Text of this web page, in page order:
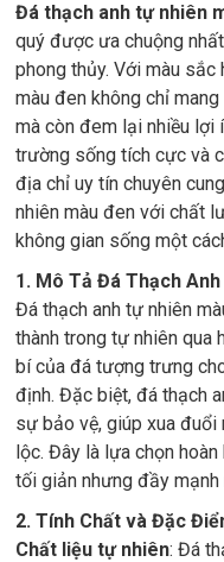
Đá thạch anh tự nhiên
quý được ưa chuộng
phong thủy. Với màu sắc
màu đen không chỉ
mà còn đem lại nhiều lợi
trường sống tích cực và
địa chỉ uy tín chuyên
nhiên màu đen với chất
không gian sống một
1. Mô Tả Đá Thạch
Đá thạch anh tự nhiên
thành trong tự nhiên qua
bí của đá tượng trưng
định. Đặc biệt, đá thạch
sự bảo vệ, giúp xua
lộc. Đây là lựa chọn
tối giản nhưng đầy mạnh
2. Tính Chất và Đặc
Chất liệu tự nhiên: Đá